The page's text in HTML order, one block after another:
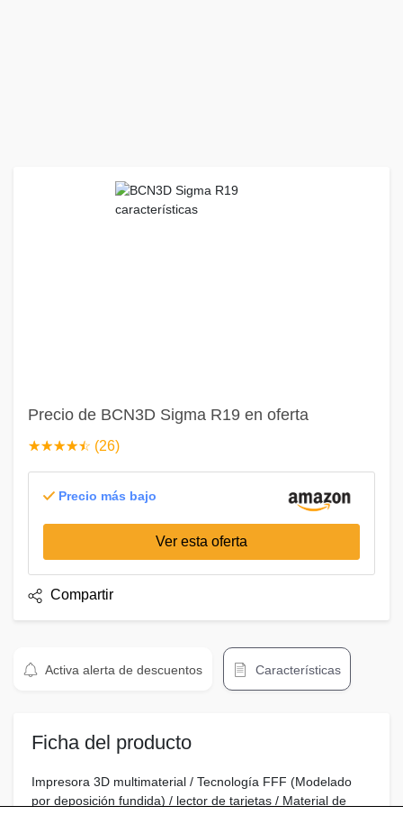
Precio de BCN3D Sigma R19 en oferta
☆☆☆☆☆
★★★★★ (26)
Precio más bajo
Ver esta oferta
Compartir
Activa alerta de descuentos Características
Ficha del producto
Impresora 3D multimaterial / Tecnología FFF (Modelado
por deposición fundida) / lector de tarjetas / Material de